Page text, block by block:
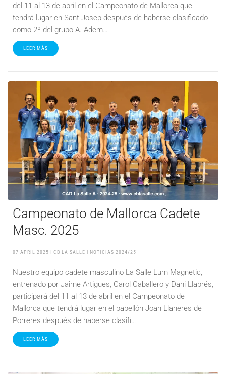
del 11 al 13 de abril en el Campeonato de Mallorca que
tendrá lugar en Sant Josep después de haberse clasificado
como 2º del grupo A. Adem…
LEER MÁS
Campeonato de Mallorca Cadete
Masc. 2025
07 APRIL 2025 | CB LA SALLE | NOTICIAS 2024/25
Nuestro equipo cadete masculino La Salle Lum Magnetic,
entrenado por Jaime Artigues, Carol Caballero y Dani Llabrés,
participará del 11 al 13 de abril en el Campeonato de
Mallorca que tendrá lugar en el pabellón Joan Llaneres de
Porreres después de haberse clasifi…
LEER MÁS